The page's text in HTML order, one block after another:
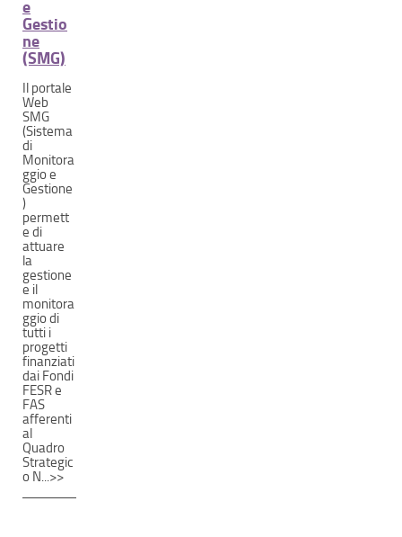
e
Gestio
ne
(SMG)
Il portale
Web
SMG
(Sistema
di
Monitora
ggio e
Gestione
)
permett
e di
attuare
la
gestione
e il
monitora
ggio di
tutti i
progetti
finanziati
dai Fondi
FESR e
FAS
afferenti
al
Quadro
Strategic
o N...>>